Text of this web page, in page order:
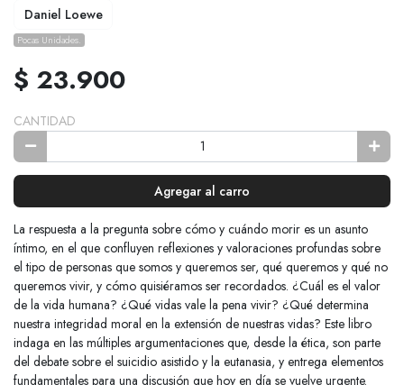
Daniel Loewe
Pocas Unidades.
$ 23.900
CANTIDAD
Agregar al carro
La respuesta a la pregunta sobre cómo y cuándo morir es un asunto
íntimo, en el que confluyen reflexiones y valoraciones profundas sobre
el tipo de personas que somos y queremos ser, qué queremos y qué no
queremos vivir, y cómo quisiéramos ser recordados. ¿Cuál es el valor
de la vida humana? ¿Qué vidas vale la pena vivir? ¿Qué determina
nuestra integridad moral en la extensión de nuestras vidas? Este libro
indaga en las múltiples argumentaciones que, desde la ética, son parte
del debate sobre el suicidio asistido y la eutanasia, y entrega elementos
fundamentales para una discusión que hoy en día se vuelve urgente.